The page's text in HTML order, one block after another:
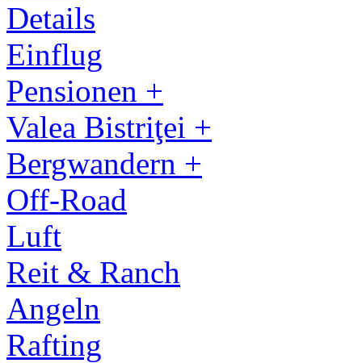
Details
Einflug
Pensionen +
Valea Bistriţei +
Bergwandern +
Off-Road
Luft
Reit & Ranch
Angeln
Rafting